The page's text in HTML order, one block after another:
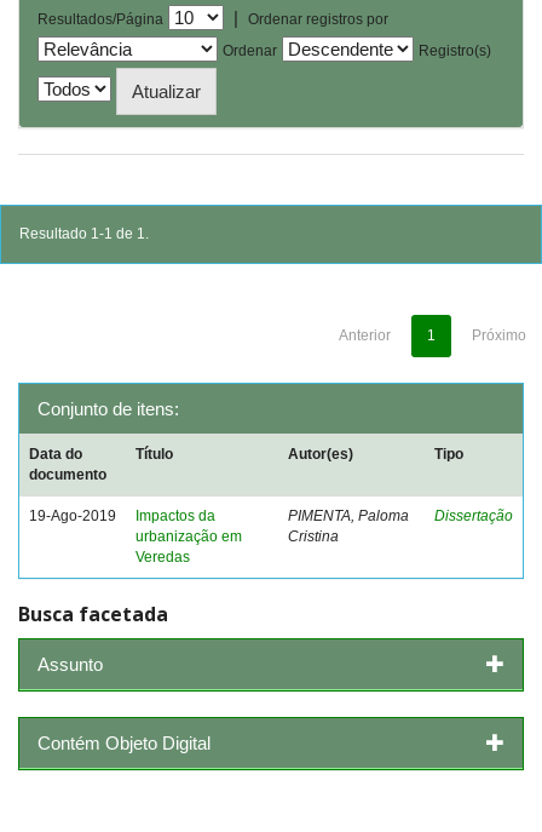
Resultados/Página |
Ordenar registros por
Ordenar
Registro(s)
Resultado 1-1 de 1.
Anterior 1 Próximo
Conjunto de itens:
Data do
documento
Título Autor(es) Tipo
19-Ago-2019
Impactos da
urbanização em
Veredas
PIMENTA, Paloma
Cristina
Dissertação
Busca facetada
Assunto
Contém Objeto Digital